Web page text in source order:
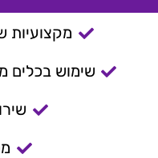
מקצועיות של
שימוש בכלים